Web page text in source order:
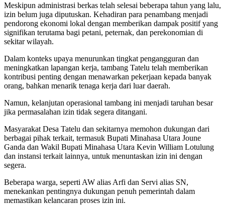
Meskipun administrasi berkas telah selesai beberapa tahun yang lalu,
izin belum juga diputuskan. Kehadiran para penambang menjadi
pendorong ekonomi lokal dengan memberikan dampak positif yang
signifikan terutama bagi petani, peternak, dan perekonomian di
sekitar wilayah.
Dalam konteks upaya menurunkan tingkat pengangguran dan
meningkatkan lapangan kerja, tambang Tatelu telah memberikan
kontribusi penting dengan menawarkan pekerjaan kepada banyak
orang, bahkan menarik tenaga kerja dari luar daerah.
Namun, kelanjutan operasional tambang ini menjadi taruhan besar
jika permasalahan izin tidak segera ditangani.
Masyarakat Desa Tatelu dan sekitarnya memohon dukungan dari
berbagai pihak terkait, termasuk Bupati Minahasa Utara Joune
Ganda dan Wakil Bupati Minahasa Utara Kevin William Lotulung
dan instansi terkait lainnya, untuk menuntaskan izin ini dengan
segera.
Beberapa warga, seperti AW alias Arfi dan Servi alias SN,
menekankan pentingnya dukungan penuh pemerintah dalam
memastikan kelancaran proses izin ini.